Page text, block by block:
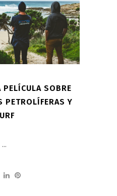
PELÍCULA SOBRE
PETROLÍFERAS Y
...